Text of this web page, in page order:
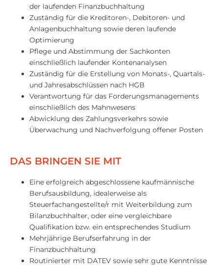
der laufenden Finanzbuchhaltung
Zuständig für die Kreditoren-, Debitoren- und
Anlagenbuchhaltung sowie deren laufende
Optimierung
Pflege und Abstimmung der Sachkonten
einschließlich laufender Kontenanalysen
Zuständig für die Erstellung von Monats-, Quartals-
und Jahresabschlüssen nach HGB
Verantwortung für das Forderungsmanagements
einschließlich des Mahnwesens
Abwicklung des Zahlungsverkehrs sowie
Überwachung und Nachverfolgung offener Posten
DAS BRINGEN SIE MIT
Eine erfolgreich abgeschlossene kaufmännische
Berufsausbildung, idealerweise als
Steuerfachangestellte/r mit Weiterbildung zum
Bilanzbuchhalter, oder eine vergleichbare
Qualifikation bzw. ein entsprechendes Studium
Mehrjährige Berufserfahrung in der
Finanzbuchhaltung
Routinierter mit DATEV sowie sehr gute Kenntnisse